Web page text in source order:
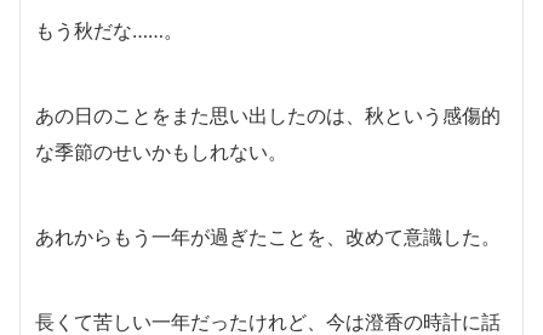
もう秋だな……。
あの日のことをまた思い出したのは、秋という感傷的
な季節のせいかもしれない。
あれからもう一年が過ぎたことを、改めて意識した。
長くて苦しい一年だったけれど、今は澄香の時計に話